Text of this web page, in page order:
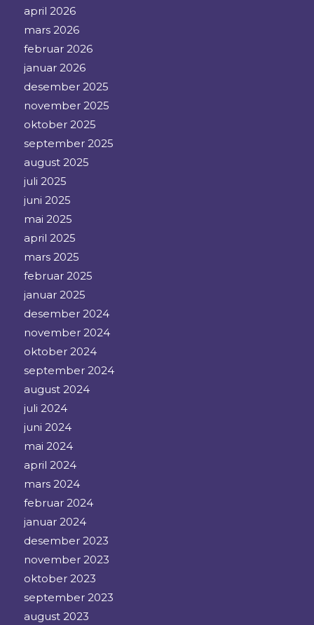
april 2026
mars 2026
februar 2026
januar 2026
desember 2025
november 2025
oktober 2025
september 2025
august 2025
juli 2025
juni 2025
mai 2025
april 2025
mars 2025
februar 2025
januar 2025
desember 2024
november 2024
oktober 2024
september 2024
august 2024
juli 2024
juni 2024
mai 2024
april 2024
mars 2024
februar 2024
januar 2024
desember 2023
november 2023
oktober 2023
september 2023
august 2023